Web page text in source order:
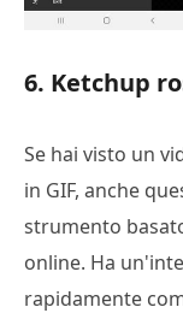
6. Ketchup
Se hai visto un
in GIF, anche
strumento
online. Ha
rapidamente